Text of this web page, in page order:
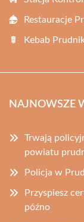
Restauracje
Kebab
NAJNOWSZE
Trwają
powiatu
Policja w
Przyspiesz
późno